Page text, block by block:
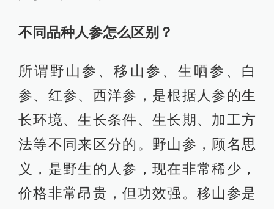
不同品种人参怎么区别？
所谓野山参、移山参、生晒参、白
参、红参、西洋参，是根据人参的生
长环境、生长条件、生长期、加工方
法等不同来区分的。野山参，顾名思
义，是野生的人参，现在非常稀少，
价格非常昂贵，但功效强。移山参是